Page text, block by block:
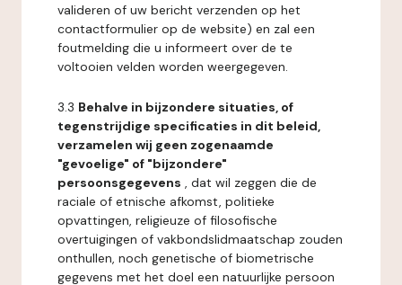
valideren of uw bericht verzenden op het
contactformulier op de website) en zal een
foutmelding die u informeert over de te
voltooien velden worden weergegeven.
3.3 Behalve in bijzondere situaties, of
tegenstrijdige specificaties in dit beleid,
verzamelen wij geen zogenaamde
"gevoelige" of "bijzondere"
persoonsgegevens , dat wil zeggen die de
raciale of etnische afkomst, politieke
opvattingen, religieuze of filosofische
overtuigingen of vakbondslidmaatschap zouden
onthullen, noch genetische of biometrische
gegevens met het doel een natuurlijke persoon